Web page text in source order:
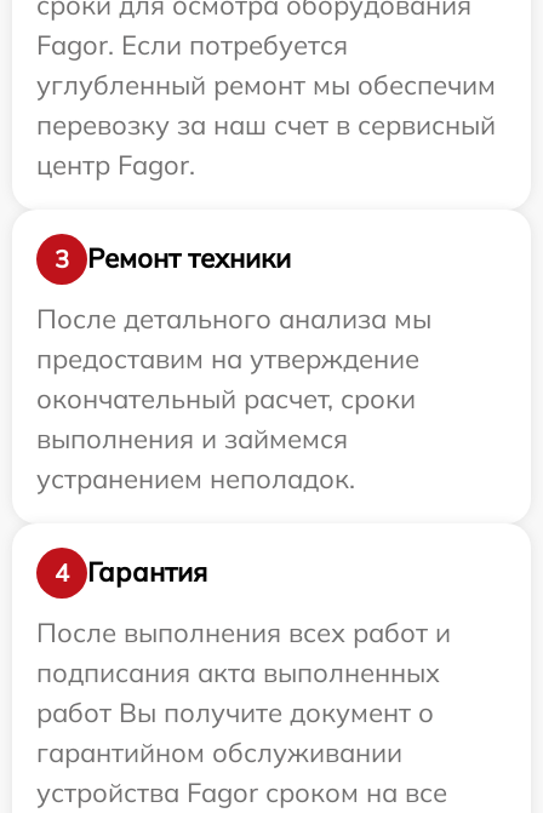
Fagor. Если потребуется
углубленный ремонт мы обеспечим
перевозку за наш счет в сервисный
центр Fagor.
3
Ремонт техники
После детального анализа мы
предоставим на утверждение
окончательный расчет, сроки
выполнения и займемся
устранением неполадок.
4
Гарантия
После выполнения всех работ и
подписания акта выполненных
работ Вы получите документ о
гарантийном обслуживании
устройства Fagor сроком на все